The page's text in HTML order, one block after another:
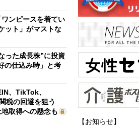
ンピースを着てい
ット」がマストな
った成長株”に投資
の仕込み時」と考
、TikTok、
税の回避を狙う
取得への懸念も
【お知らせ】